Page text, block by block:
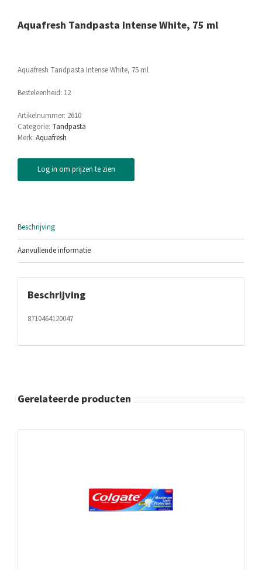
Aquafresh Tandpasta Intense White, 75 ml
Aquafresh Tandpasta Intense White, 75 ml
Besteleenheid: 12
Artikelnummer: 2610
Categorie: Tandpasta
Merk: Aquafresh
Log in om prijzen te zien
Beschrijving
Aanvullende informatie
Beschrijving
8710464120047
Gerelateerde producten